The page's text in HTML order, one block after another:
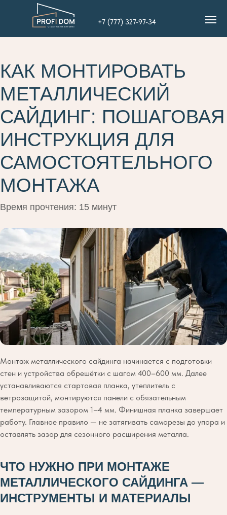
+7 (777) 327-97-34
КАК МОНТИРОВАТЬ
МЕТАЛЛИЧЕСКИЙ
САЙДИНГ: ПОШАГОВАЯ
ИНСТРУКЦИЯ ДЛЯ
САМОСТОЯТЕЛЬНОГО
МОНТАЖА
Время прочтения: 15 минут
Монтаж металлического сайдинга начинается с подготовки
стен и устройства обрешётки с шагом 400–600 мм. Далее
устанавливаются стартовая планка, утеплитель с
ветрозащитой, монтируются панели с обязательным
температурным зазором 1–4 мм. Финишная планка завершает
работу. Главное правило — не затягивать саморезы до упора и
оставлять зазор для сезонного расширения металла.
ЧТО НУЖНО ПРИ МОНТАЖЕ
МЕТАЛЛИЧЕСКОГО САЙДИНГА —
ИНСТРУМЕНТЫ И МАТЕРИАЛЫ